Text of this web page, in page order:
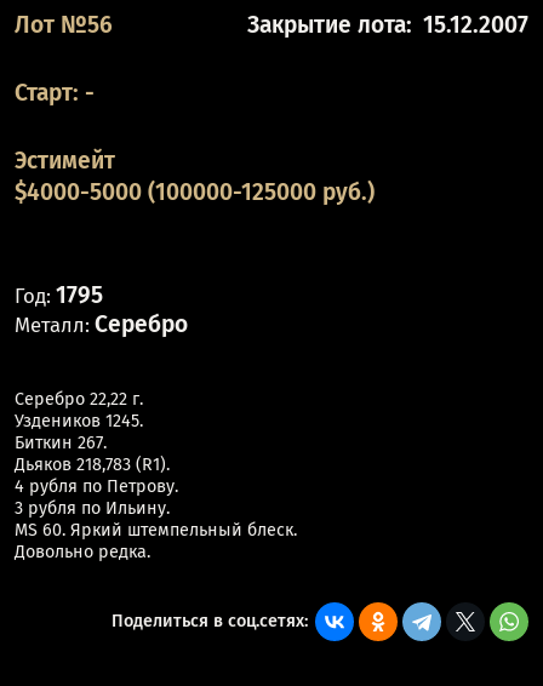
Лот №56 Закрытие лота: 15.12.2007
Старт: -
Эстимейт
$4000-5000 (100000-125000 руб.)
Год: 1795
Металл: Серебро
Серебро 22,22 г.
Уздеников 1245.
Биткин 267.
Дьяков 218,783 (R1).
4 рубля по Петрову.
3 рубля по Ильину.
MS 60. Яркий штемпельный блеск.
Довольно редка.
Поделиться в соц.сетях: